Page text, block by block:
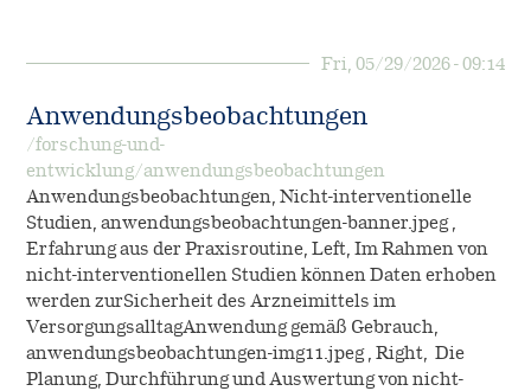
Fri, 05/29/2026 - 09:14
Anwendungsbeobachtungen
/forschung-und-
entwicklung/anwendungsbeobachtungen
Anwendungsbeobachtungen, Nicht-interventionelle
Studien, anwendungsbeobachtungen-banner.jpeg ,
Erfahrung aus der Praxisroutine, Left, Im Rahmen von
nicht-interventionellen Studien können Daten erhoben
werden zurSicherheit des Arzneimittels im
VersorgungsalltagAnwendung gemäß Gebrauch,
anwendungsbeobachtungen-img11.jpeg , Right, Die
Planung, Durchführung und Auswertung von nicht-